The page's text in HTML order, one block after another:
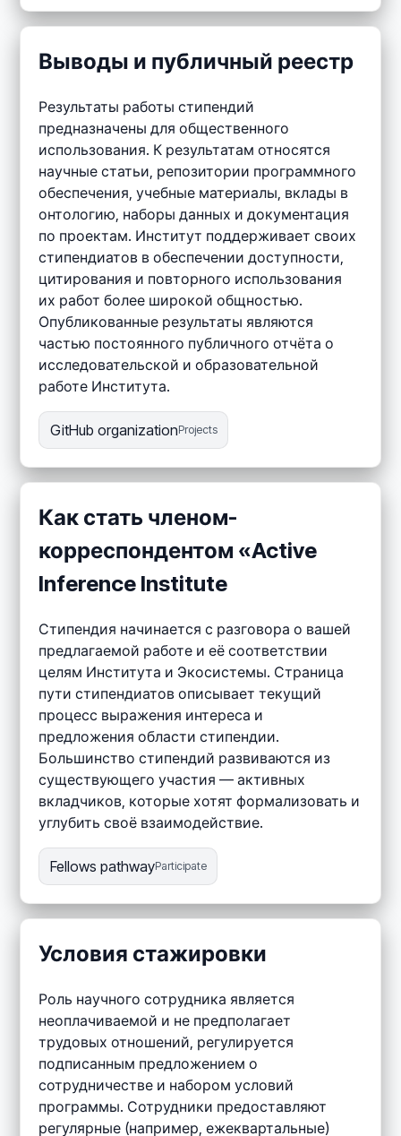
Выводы и публичный реестр
Результаты работы стипендий
предназначены для общественного
использования. К результатам относятся
научные статьи, репозитории программного
обеспечения, учебные материалы, вклады в
онтологию, наборы данных и документация
по проектам. Институт поддерживает своих
стипендиатов в обеспечении доступности,
цитирования и повторного использования
их работ более широкой общностью.
Опубликованные результаты являются
частью постоянного публичного отчёта о
исследовательской и образовательной
работе Института.
GitHub organizationProjects
Как стать членом-
корреспондентом «Active
Inference Institute
Стипендия начинается с разговора о вашей
предлагаемой работе и её соответствии
целям Института и Экосистемы. Страница
пути стипендиатов описывает текущий
процесс выражения интереса и
предложения области стипендии.
Большинство стипендий развиваются из
существующего участия — активных
вкладчиков, которые хотят формализовать и
углубить своё взаимодействие.
Fellows pathwayParticipate
Условия стажировки
Роль научного сотрудника является
неоплачиваемой и не предполагает
трудовых отношений, регулируется
подписанным предложением о
сотрудничестве и набором условий
программы. Сотрудники предоставляют
регулярные (например, ежеквартальные)